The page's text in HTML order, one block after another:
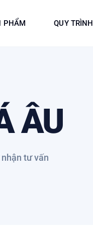
PHẨM QUY TRÌNH
ÂU
tư vấn